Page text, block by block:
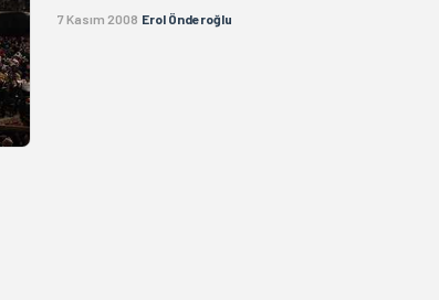
7 Kasım 2008 Erol Önderoğlu